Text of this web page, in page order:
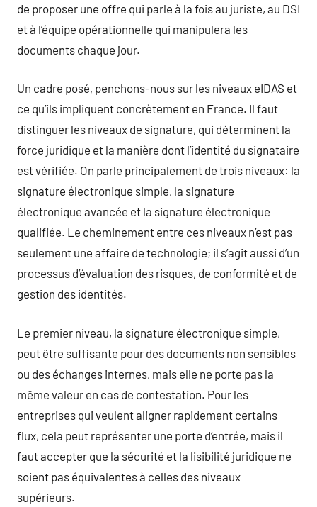
de proposer une offre qui parle à la fois au juriste, au DSI
et à l’équipe opérationnelle qui manipulera les
documents chaque jour.
Un cadre posé, penchons-nous sur les niveaux eIDAS et
ce qu’ils impliquent concrètement en France. Il faut
distinguer les niveaux de signature, qui déterminent la
force juridique et la manière dont l’identité du signataire
est vérifiée. On parle principalement de trois niveaux: la
signature électronique simple, la signature
électronique avancée et la signature électronique
qualifiée. Le cheminement entre ces niveaux n’est pas
seulement une affaire de technologie; il s’agit aussi d’un
processus d’évaluation des risques, de conformité et de
gestion des identités.
Le premier niveau, la signature électronique simple,
peut être suffisante pour des documents non sensibles
ou des échanges internes, mais elle ne porte pas la
même valeur en cas de contestation. Pour les
entreprises qui veulent aligner rapidement certains
flux, cela peut représenter une porte d’entrée, mais il
faut accepter que la sécurité et la lisibilité juridique ne
soient pas équivalentes à celles des niveaux
supérieurs.